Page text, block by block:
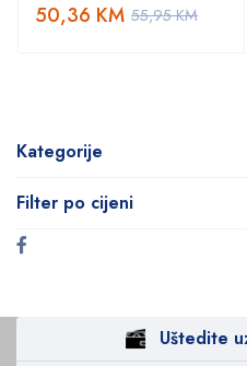
Kategorije
Filter po cijeni
55,95KM
50,36 KM
Uštedite